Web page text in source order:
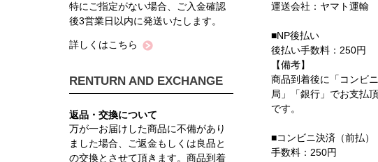
特にご指定がない場合、ご入金確認
後3営業日以内に発送いたします。
詳しくはこちら
RENTURN AND EXCHANGE
返品・交換について
万が一お届けした商品に不備があり
ました場合、ご返金もしくは良品と
の交換とさせて頂きます。商品到着
運送会社：ヤマト運輸
■NP後払い
後払い手数料：250円
【備考】
商品到着後に「コンビ
局」「銀行」でお支払
です。
■コンビニ決済（前払）
手数料：250円